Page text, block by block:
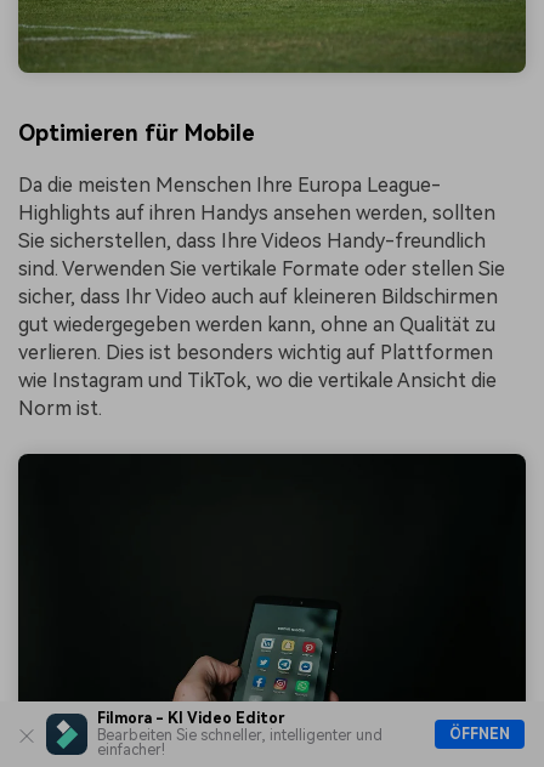
Filmora - KI Video Editor
Bearbeiten Sie schneller, intelligenter und
einfacher!
ÖFFNEN
Optimieren für Mobile
Da die meisten Menschen Ihre Europa League-
Highlights auf ihren Handys ansehen werden, sollten
Sie sicherstellen, dass Ihre Videos Handy-freundlich
sind. Verwenden Sie vertikale Formate oder stellen Sie
sicher, dass Ihr Video auch auf kleineren Bildschirmen
gut wiedergegeben werden kann, ohne an Qualität zu
verlieren. Dies ist besonders wichtig auf Plattformen
wie Instagram und TikTok, wo die vertikale Ansicht die
Norm ist.